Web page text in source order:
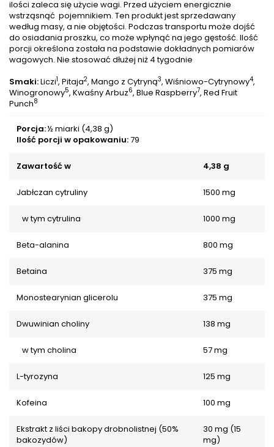
ilości zaleca się użycie wagi. Przed użyciem energicznie
wstrząsnąć pojemnikiem. Ten produkt jest sprzedawany
według masy, a nie objętości. Podczas transportu może dojść
do osiadania proszku, co może wpłynąć na jego gęstość. Ilość
porcji określona została na podstawie dokładnych pomiarów
wagowych. Nie stosować dłużej niż 4 tygodnie
Smaki:Liczi1, Pitaja2, Mango z Cytryną3, Wiśniowo-Cytrynowy4,
Winogronowy5, Kwaśny Arbuz6, Blue Raspberry7, Red Fruit
Punch8
Porcja:½ miarki (4,38 g)
Ilość porcji w opakowaniu:79
Zawartość w 4,38 g
Jabłczan cytruliny 1500 mg
w tym cytrulina 1000 mg
Beta-alanina 800 mg
Betaina 375 mg
Monostearynian glicerolu 375 mg
Dwuwinian choliny 138 mg
w tym cholina 57 mg
L-tyrozyna 125 mg
Kofeina 100 mg
Ekstrakt z liści bakopy drobnolistnej (50%
bakozydów)
30 mg (15
mg)